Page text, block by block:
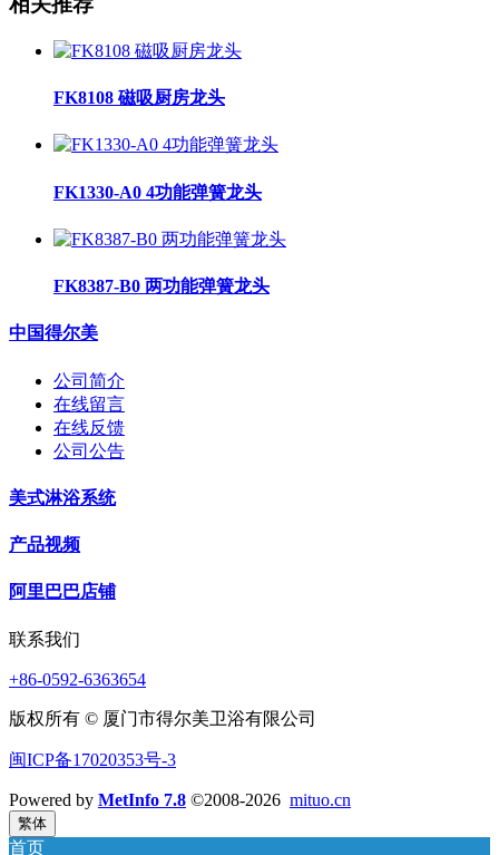
FK8108 磁吸厨房龙头
FK1330-A0 4功能弹簧龙头
FK8387-B0 两功能弹簧龙头
中国得尔美
公司简介
在线留言
在线反馈
公司公告
美式淋浴系统
产品视频
阿里巴巴店铺
联系我们
+86-0592-6363654
版权所有 © 厦门市得尔美卫浴有限公司
闽ICP备17020353号-3
Powered by MetInfo 7.8 ©2008-2026 mituo.cn
繁体
首页